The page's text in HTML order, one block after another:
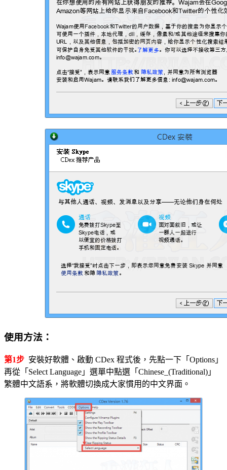
使用方法：
第1步 安裝好軟體、啟動 CDex 程式後，先點一下「Options」
再從「Select Language」選單中點選「Chinese_(Traditional)」
繁體中文語系，將軟體切換成大家慣用的中文界面。